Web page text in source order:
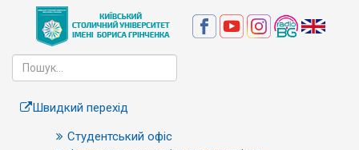
Швидкий перехід
Студентський офіс